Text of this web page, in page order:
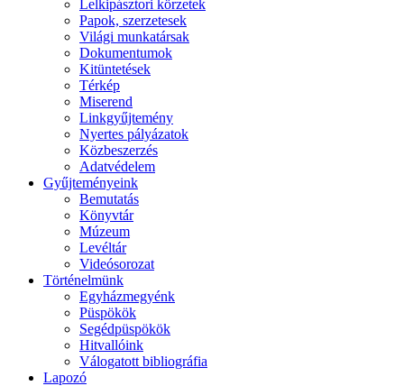
Lelkipásztori körzetek
Papok, szerzetesek
Világi munkatársak
Dokumentumok
Kitüntetések
Térkép
Miserend
Linkgyűjtemény
Nyertes pályázatok
Közbeszerzés
Adatvédelem
Gyűjteményeink
Bemutatás
Könyvtár
Múzeum
Levéltár
Videósorozat
Történelmünk
Egyházmegyénk
Püspökök
Segédpüspökök
Hitvallóink
Válogatott bibliográfia
Lapozó